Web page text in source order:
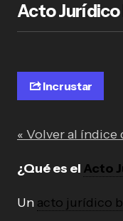
Acto
Incrustar
« Volver al índice
¿Qué es el Acto
Un acto jurídico